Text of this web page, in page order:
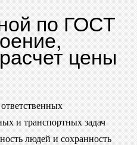
по ГОСТ
цены
и транспортных задач
людей и сохранность